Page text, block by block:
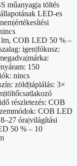
műanyag|a töltés
LED-es
lm, COB LED 50 % –
igen|fókusz:
150
nincs
zöld|táplálás: 3×
részletezés: COB
COB LED
óra|világítási
50 % – 10